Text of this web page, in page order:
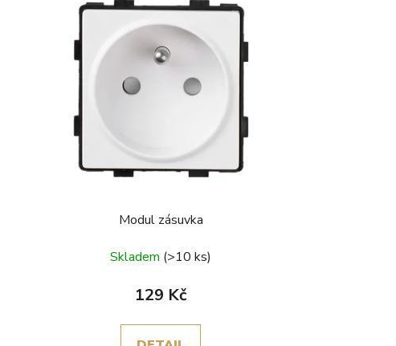
Modul zásuvka
Skladem (>10 ks)
129 Kč